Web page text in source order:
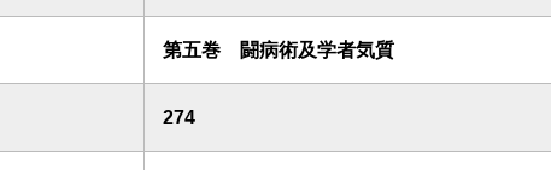
第五巻 闘病術及学者気質
274